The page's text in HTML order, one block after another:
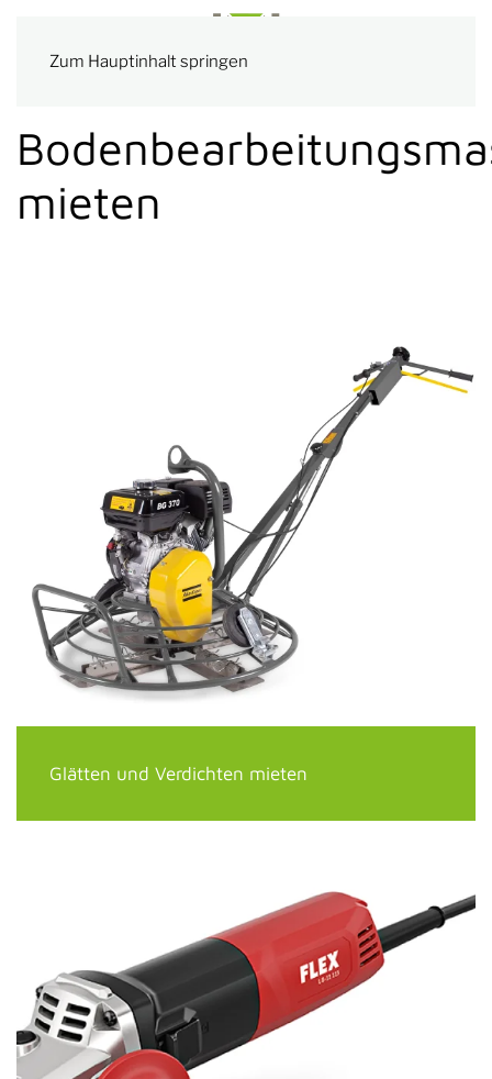
Zum Hauptinhalt springen
mieten
Glätten und Verdichten mieten